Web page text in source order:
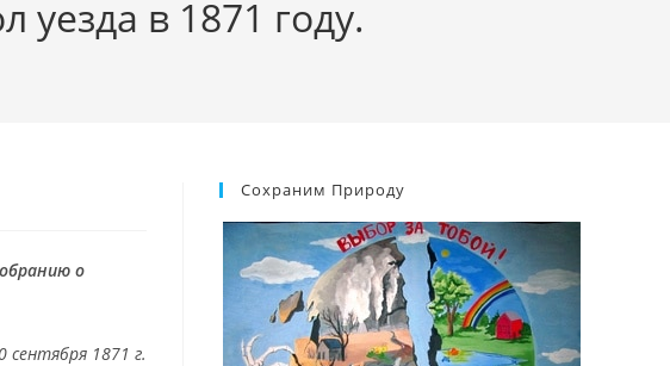
в 1871 году.
о
сентября 1871 г.
Сохраним Природу